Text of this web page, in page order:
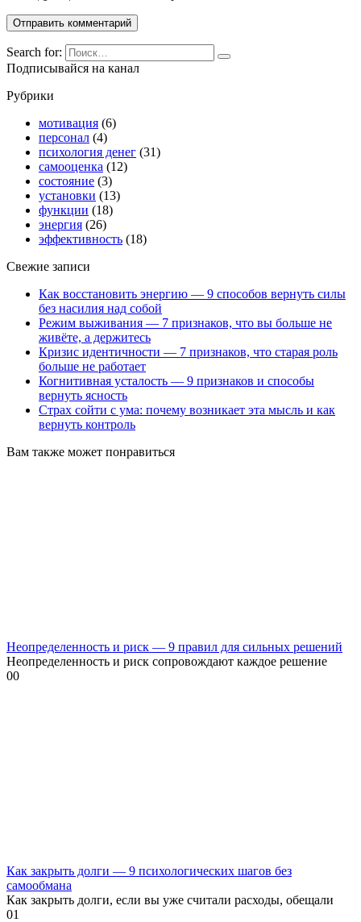
Search for:
Подписывайся на канал
Рубрики
мотивация (6)
персонал (4)
психология денег (31)
самооценка (12)
состояние (3)
установки (13)
функции (18)
энергия (26)
эффективность (18)
Свежие записи
Как восстановить энергию — 9 способов вернуть силы
без насилия над собой
Режим выживания — 7 признаков, что вы больше не
живёте, а держитесь
Кризис идентичности — 7 признаков, что старая роль
больше не работает
Когнитивная усталость — 9 признаков и способы
вернуть ясность
Страх сойти с ума: почему возникает эта мысль и как
вернуть контроль
Вам также может понравиться
Неопределенность и риск — 9 правил для сильных решений
Неопределенность и риск сопровождают каждое решение
00
Как закрыть долги — 9 психологических шагов без
самообмана
Как закрыть долги, если вы уже считали расходы, обещали
01